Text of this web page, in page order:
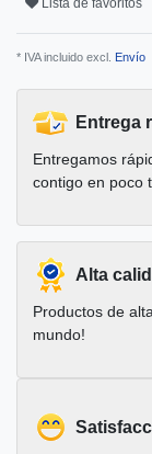
Lista de favoritos
* IVA incluido excl. Envío
Entrega
Entregamos
contigo en poco
Alta
Productos de
mundo!